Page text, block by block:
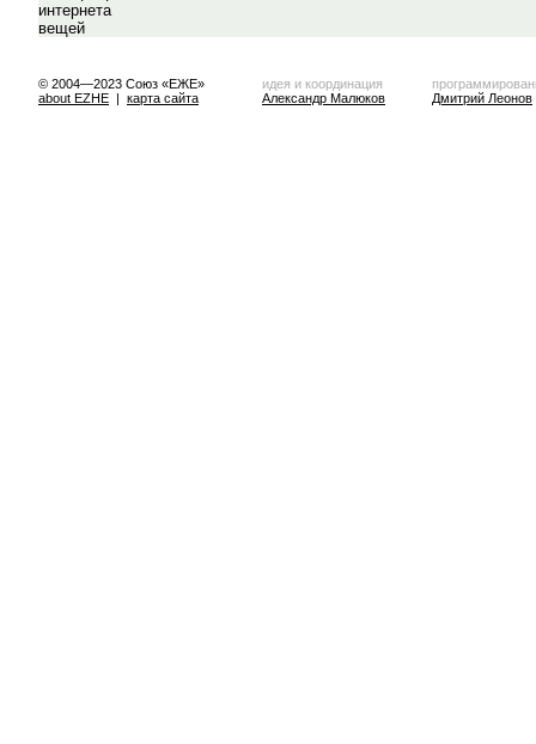
© 2004—2023 Союз «ЕЖЕ»
about EZHE | карта сайта
идея и координация
Александр Малюков
Дмитрий Леонов